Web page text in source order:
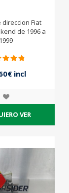
direccion Fiat
de 1996 a
1999
incl
VER